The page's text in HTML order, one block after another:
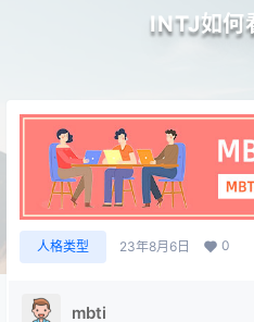
INTJ如何
人格类型 23年8月6日 0
mbti